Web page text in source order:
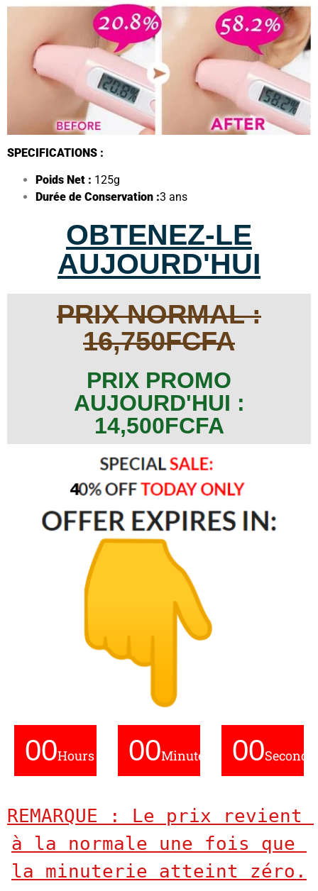
SPECIFICATIONS :
Poids Net : 125g
Durée de Conservation :3 ans
OBTENEZ-LE
AUJOURD'HUI
PRIX NORMAL :
16,750FCFA
PRIX PROMO
AUJOURD'HUI :
14,500FCFA
00Hours 00Minutes 00Seconds
REMARQUE : Le prix revient
à la normale une fois que
la minuterie atteint zéro.